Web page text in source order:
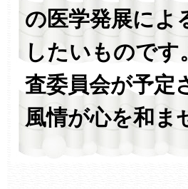
の医学発展によ
したいものです
査委員会が予定
風情が心を和ま